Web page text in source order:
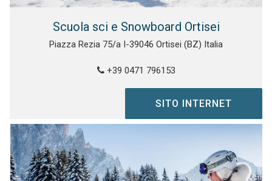
Scuola sci e Snowboard Ortisei
Piazza Rezia 75/a I-39046 Ortisei (BZ) Italia
+39 0471 796153
SITO INTERNET